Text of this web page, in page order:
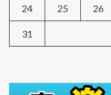
24 25 26
31